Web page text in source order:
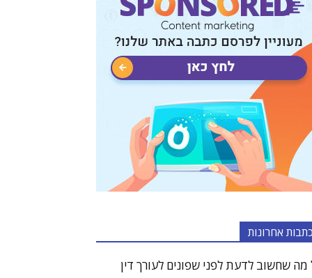
כתבות אחרונות
מה שחשוב לדעת לפני שפונים לעורך דין